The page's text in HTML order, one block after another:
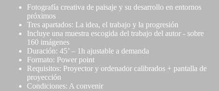
Fotografía creativa de paisaje y su desarrollo en entornos
próximos
Tres apartados: La idea, el trabajo y la progresión
Incluye una muestra escogida del trabajo del autor - sobre
160 imágenes
Duración: 45’ – 1h ajustable a demanda
Formato: Power point
Requisitos: Proyector y ordenador calibrados + pantalla de
proyección
Condiciones: A convenir